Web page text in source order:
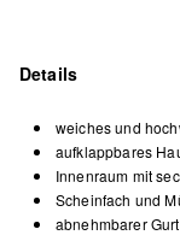
Details
weiches und
aufklappbares
Innenraum mit
Scheinfach und
abnehmbarer Gurt